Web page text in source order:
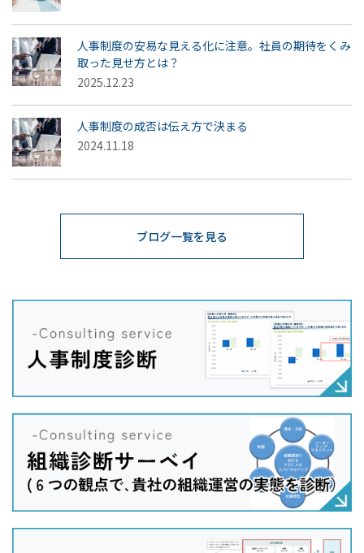
人事制度の安易な見える化に注意。社員の期待をくみ
取った見せ方とは？
2025.12.23
人事制度の成否は伝え方で決まる
2024.11.18
ブログ一覧を見る